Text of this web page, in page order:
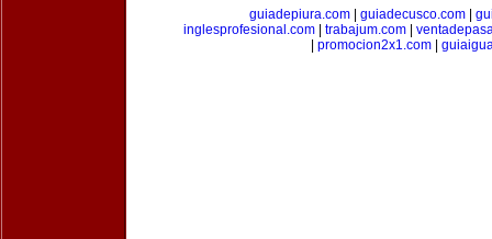
guiadepiura.com| guiadecusco.com|
inglesprofesional.com| trabajum.com|
promocion2x1.com